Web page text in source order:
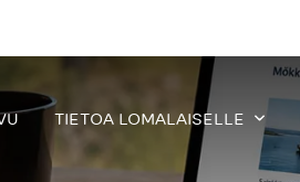
TIETOA LOMALAISELLE